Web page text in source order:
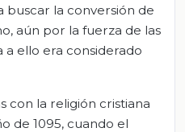
buscar la conversión de
aún por la fuerza de las
a ello era considerado
con la religión cristiana
de 1095, cuando el